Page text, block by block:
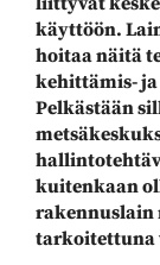
käyttöön.
hoitaa näitä
kehittämis-
Pelkästään
kuitenkaan
rakennuslain
tarkoitettuna